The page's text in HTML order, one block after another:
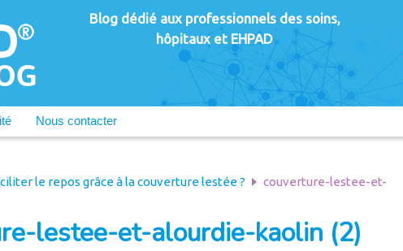
Blog dédié aux professionnels des soins,
hôpitaux et EHPAD
Nous contacter
le repos grâce à la couverture lestée ?
couverture-lestee-et-
lestee-et-alourdie-kaolin (2)